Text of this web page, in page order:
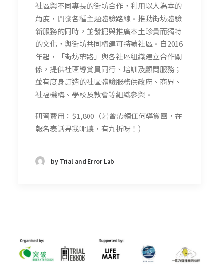
社區與不同專長的街坊合作，利用以人為本的
角度，開發各種主題體驗路線。推動街坊體驗
新服務的同時，並發掘與推廣本土珍貴而獨特
的文化，與街坊共同構建可持續社區。自2016
年起，「街坊帶路」與各社區組織建立合作關
係，提供社區導賞員同行、培訓及顧問服務；
並有度身訂造的社區體驗服務供政府、商界、
社福機構、學校及教會等組織參與。
研習費用：$1,800（若曾帶領任何導賞團，在
報名表話畀我哋聽，有九折呀！）
by Trial and Error Lab